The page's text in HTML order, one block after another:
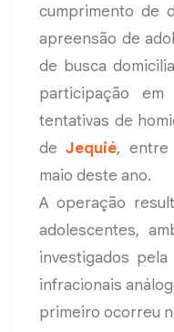
cumprimento de
apreensão de
de busca
participação
tentativas de
deJequié, entre
maio deste ano.
A operação
adolescentes,
investigados
infracionais
primeiro ocorreu